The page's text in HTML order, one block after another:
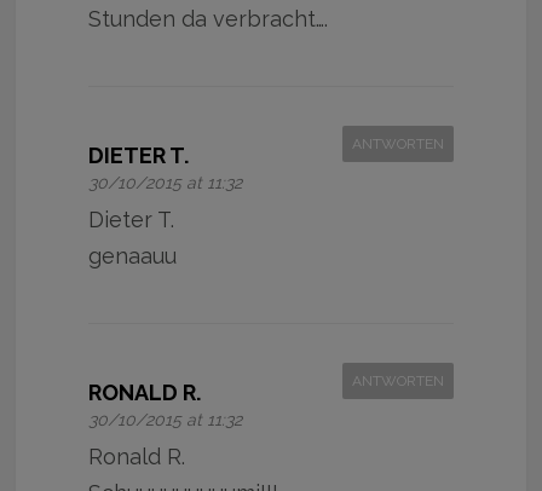
Stunden da verbracht….
DIETER T.
30/10/2015 at 11:32
ANTWORTEN
Dieter T.
genaauu
RONALD R.
30/10/2015 at 11:32
ANTWORTEN
Ronald R.